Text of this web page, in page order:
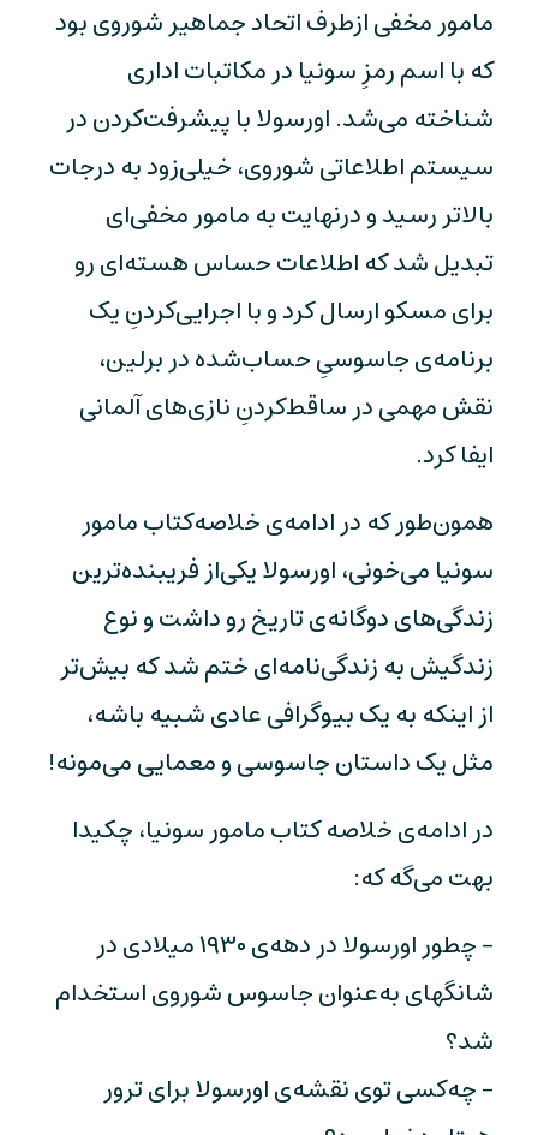
مامور مخفی ازطرف اتحاد جماهیر شوروی بود
که با اسم رمزِ سونیا در مکاتبات اداری
شناخته می‌شد. اورسولا با پیشرفت‌کردن در
سیستم اطلاعاتی شوروی، خیلی‌زود به درجات
بالاتر رسید و درنهایت به مامور مخفی‌ای
تبدیل شد که اطلاعات حساس هسته‌ای رو
برای مسکو ارسال کرد و با اجرایی‌کردنِ یک
برنامه‌ی جاسوسیِ حساب‌شده در برلین،
نقش مهمی در ساقط‌کردنِ نازی‌های آلمانی
ایفا کرد.
همون‌طور که در ادامه‌ی خلاصه‌کتاب مامور
سونیا می‌خونی، اورسولا یکی‌از فریبنده‌ترین
زندگی‌های دوگانه‌ی تاریخ رو داشت و نوع
زندگیش به زندگی‌نامه‌ای ختم شد که بیش‌تر
از اینکه به یک بیوگرافی عادی شبیه باشه،
مثل یک داستان جاسوسی و معمایی می‌مونه!
در ادامه‌ی خلاصه کتاب مامور سونیا، چکیدا
بهت می‌گه که:
- چطور اورسولا در دهه‌ی ۱۹۳۰ میلادی در
شانگهای به‌عنوان جاسوس شوروی استخدام
شد؟
- چه‌کسی توی نقشه‌ی اورسولا برای ترور